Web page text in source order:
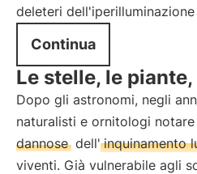
deleteri
Continua
Le stelle, le
Dopo gli astronomi, negli
naturalisti e ornitologi
dannose dell' inquinamento
viventi. Già vulnerabile agli